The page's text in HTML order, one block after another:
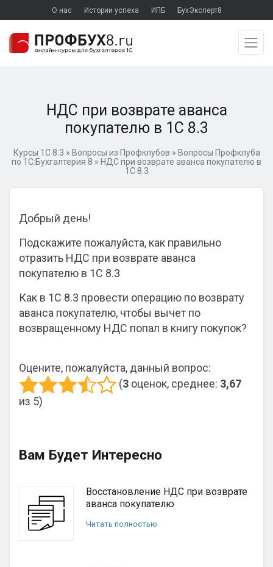
О нас Истории успеха ИПБ БухЭксперт8
НДС при возврате аванса
покупателю в 1С 8.3
Курсы 1С 8.3 » Вопросы из Профклубов » Вопросы Профклуба
по 1С:Бухгалтерия 8 » НДС при возврате аванса покупателю в
1С 8.3
Добрый день!
Подскажите пожалуйста, как правильно
отразить НДС при возврате аванса
покупателю в 1С 8.3
Как в 1С 8.3 провести операцию по возврату
аванса покупателю, чтобы вычет по
возвращенному НДС попал в книгу покупок?
Оцените, пожалуйста, данный вопрос:
(3 оценок, среднее: 3,67
из 5)
Вам Будет Интересно
Восстановление НДС при возврате
аванса покупателю
Читать полностью